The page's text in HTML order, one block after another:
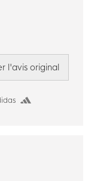
l'avis original